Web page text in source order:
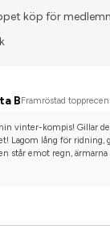
köp för
BFramröstad
vinter-kompis! Gillar
Lagom lång för ridning,
står emot regn,